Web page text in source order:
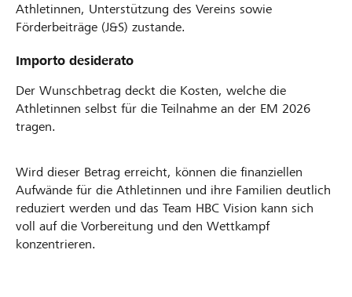
Athletinnen, Unterstützung des Vereins sowie
Förderbeiträge (J&S) zustande.
Importo desiderato
Der Wunschbetrag deckt die Kosten, welche die
Athletinnen selbst für die Teilnahme an der EM 2026
tragen.
Wird dieser Betrag erreicht, können die finanziellen
Aufwände für die Athletinnen und ihre Familien deutlich
reduziert werden und das Team HBC Vision kann sich
voll auf die Vorbereitung und den Wettkampf
konzentrieren.